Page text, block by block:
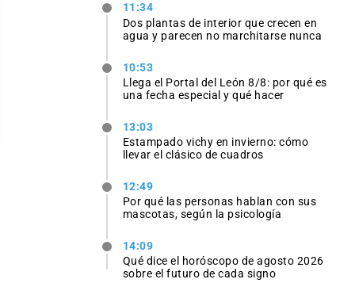
11:34
Dos plantas de interior que crecen en
agua y parecen no marchitarse nunca
10:53
Llega el Portal del León 8/8: por qué es
una fecha especial y qué hacer
13:03
Estampado vichy en invierno: cómo
llevar el clásico de cuadros
12:49
Por qué las personas hablan con sus
mascotas, según la psicología
14:09
Qué dice el horóscopo de agosto 2026
sobre el futuro de cada signo